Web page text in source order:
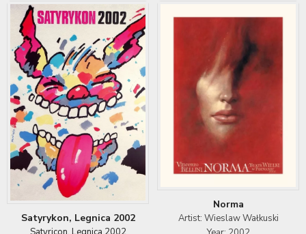
Satyrykon, Legnica 2002
Norma
Artist: Wieslaw Wałkuski